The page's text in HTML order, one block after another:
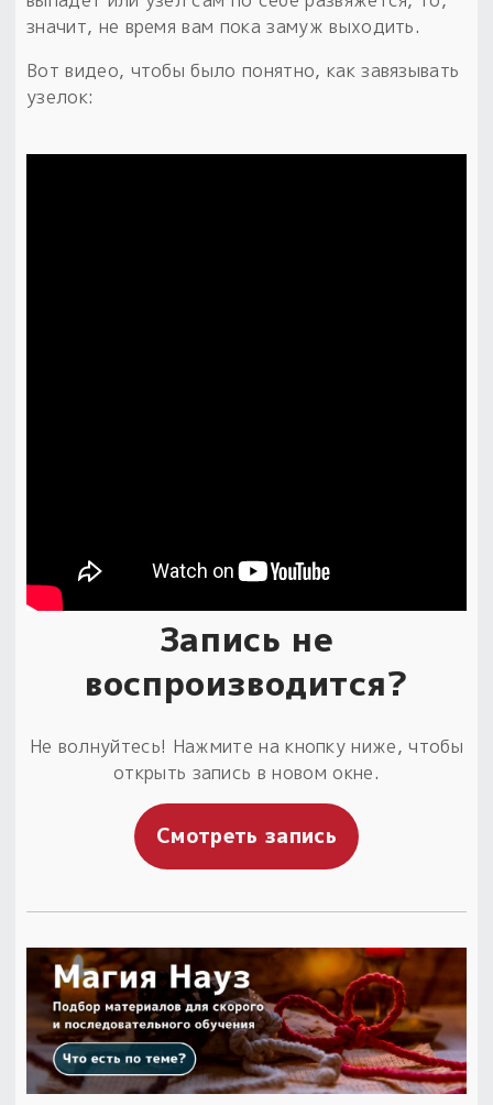
значит, не время вам пока замуж выходить.
Вот видео, чтобы было понятно, как завязывать
узелок:
Запись не
воспроизводится?
Не волнуйтесь! Нажмите на кнопку ниже, чтобы
открыть запись в новом окне.
Смотреть запись